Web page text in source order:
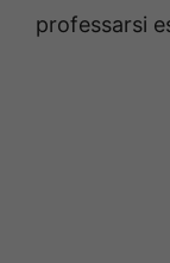
professarsi